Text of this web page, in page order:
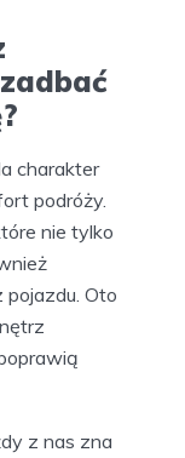
charakter
podróży.
nie tylko
Oto
z nas zna